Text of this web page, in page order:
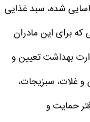
شده، سبد غذایی
که برای این مادران
بهداشت تعیین و
و غلات، سبزیجات،
حمایت و